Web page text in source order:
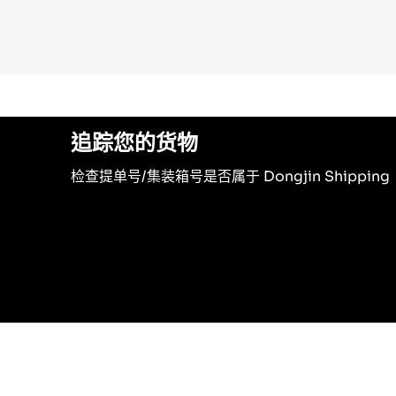
追踪您的货物
检查提单号/集装箱号是否属于 Dongjin Shipping